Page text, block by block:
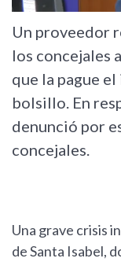
Un proveedor
los concejales
que la pague
bolsillo. En
denunció por
concejales.
Una grave crisis
de Santa Isabel,